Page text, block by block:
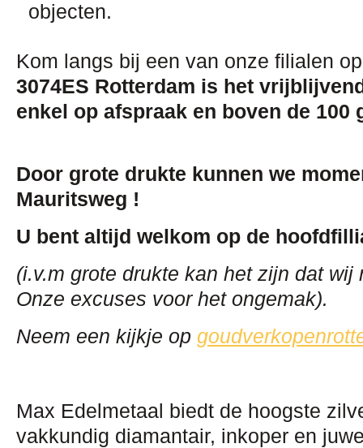
objecten.
Kom langs bij een van onze filialen
3074ES Rotterdam is het
enkel op afspraak en boven de 100
Door grote drukte kunnen we
Mauritsweg !
U bent altijd welkom op de
(i.v.m grote drukte kan het zijn dat wij
Onze excuses voor het ongemak).
Neem een kijkje op
Max Edelmetaal biedt de hoogste
vakkundig diamantair, inkoper en